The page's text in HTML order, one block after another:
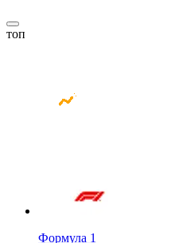
топ
Формула 1